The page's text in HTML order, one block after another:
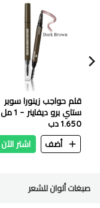
قلم حواجب زينورا سوبر
ستاي برو ديفاينر – 1 مل
بني غامق
1.650 دب
أضف
اشتر الآن
صبغات ألوان للشعر